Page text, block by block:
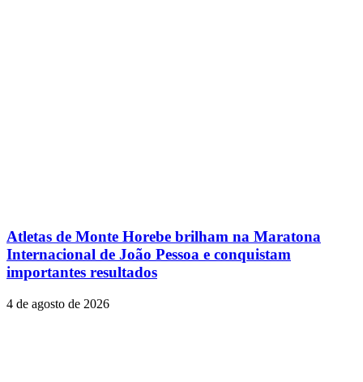
Atletas de Monte Horebe brilham na Maratona
Internacional de João Pessoa e conquistam
importantes resultados
4 de agosto de 2026